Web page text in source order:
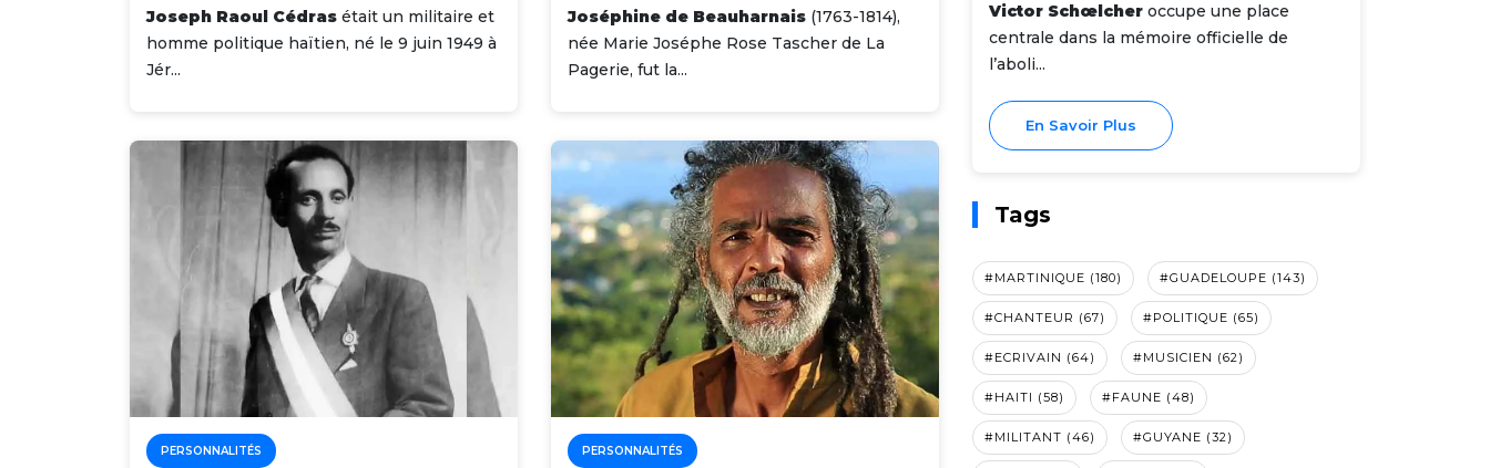
Joseph Raoul Cédras était un militaire et
homme politique haïtien, né le 9 juin 1949 à
Jér...
Joséphine de Beauharnais (1763-1814),
née Marie Joséphe Rose Tascher de La
Pagerie, fut la...
PERSONNALITÉS PERSONNALITÉS
Victor Schœlcher occupe une place
centrale dans la mémoire officielle de
l’aboli...
En Savoir Plus
Tags
#MARTINIQUE (180) #GUADELOUPE (143)
#CHANTEUR (67) #POLITIQUE (65)
#ECRIVAIN (64) #MUSICIEN (62)
#HAITI (58) #FAUNE (48)
#MILITANT (46) #GUYANE (32)